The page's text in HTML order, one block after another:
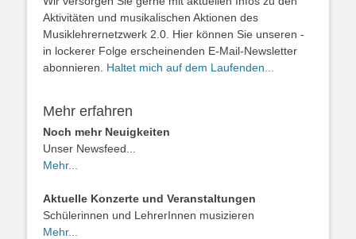
Aktivitäten und musikalischen Aktionen des
Musiklehrernetzwerk 2.0. Hier können Sie unseren -
in lockerer Folge erscheinenden E-Mail-Newsletter
abonnieren. Haltet mich auf dem Laufenden...
Mehr erfahren
Noch mehr Neuigkeiten
Unser Newsfeed...
Mehr...
Aktuelle Konzerte und Veranstaltungen
Schülerinnen und LehrerInnen musizieren
Mehr...